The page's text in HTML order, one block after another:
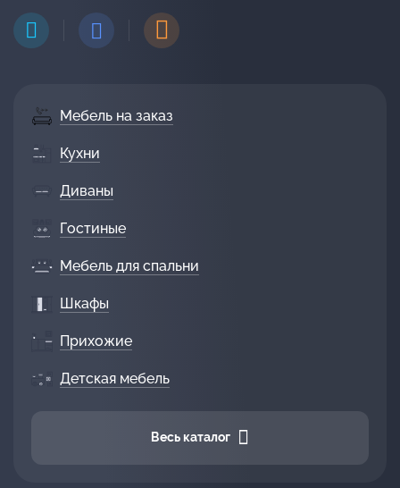
Мебель на заказ
Кухни
Диваны
Гостиные
Мебель для спальни
Шкафы
Прихожие
Детская мебель
Весь каталог